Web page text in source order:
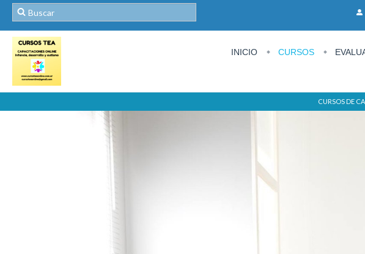
INICIO CURSOS
CURSOS DE